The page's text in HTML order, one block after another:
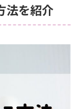
法を紹介